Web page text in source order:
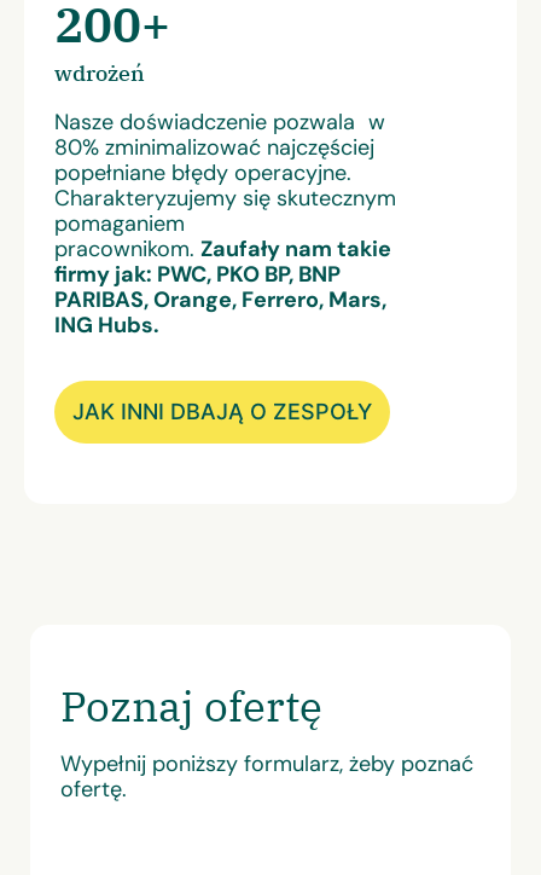
200+
wdrożeń
Nasze doświadczenie pozwala w
80% zminimalizować najczęściej
popełniane błędy operacyjne.
Charakteryzujemy się skutecznym
pomaganiem
pracownikom. Zaufały nam takie
firmy jak: PWC, PKO BP, BNP
PARIBAS, Orange, Ferrero, Mars,
ING Hubs.
JAK INNI DBAJĄ O ZESPOŁY
Poznaj ofertę
Wypełnij poniższy formularz, żeby poznać
ofertę.